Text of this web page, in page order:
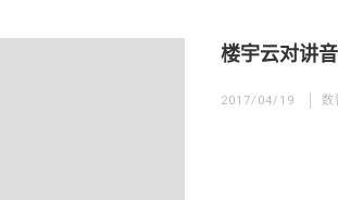
楼宇云对讲
2017/04/19 数